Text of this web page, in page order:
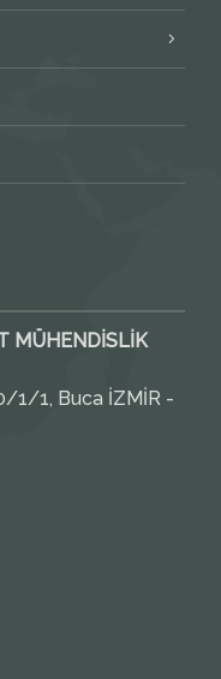
MÜHENDİSLİK
1/1, Buca İZMİR -